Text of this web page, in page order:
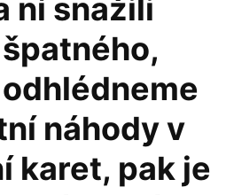
ní snažili
náhody v
karet, pak je